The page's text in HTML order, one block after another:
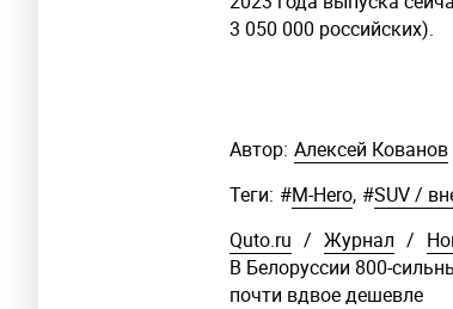
3 050 000 российских).
Автор: Алексей Кованов
Теги: #M-Hero, #SUV /
Quto.ru / Журнал /
В Белоруссии 800-
почти вдвое дешевле